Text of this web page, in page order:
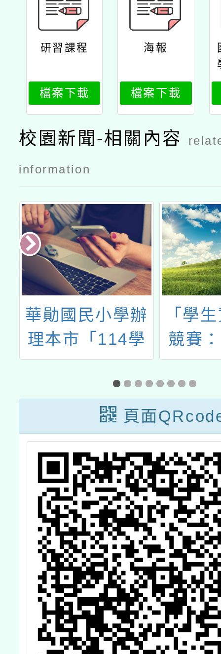
研習課程
檔案下載
海報
檔案下載
校園新聞-相關內容
information
華勛國民小學辦
理本市「114學
年度推動國民中
小學本土教育本
土語文補充教材
開發實施計畫－
補充教材開發線
上工作坊」
「學
競賽
程式
備經
頁面